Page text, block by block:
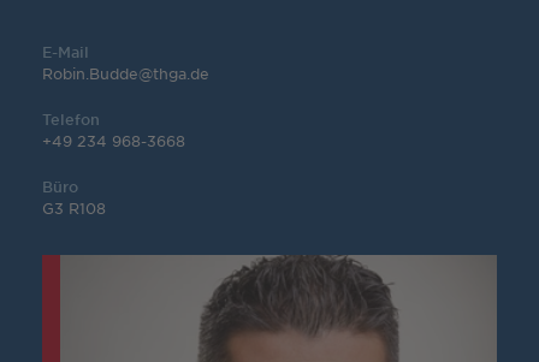
E-Mail
Robin.Budde@thga.de
Telefon
+49 234 968-3668
Büro
G3 R108